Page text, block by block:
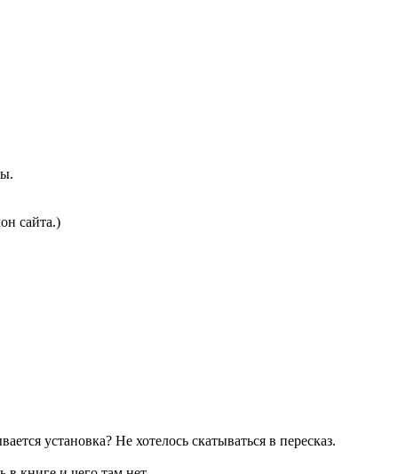
сайта.)
установка? Не хотелось скатываться в пересказ.